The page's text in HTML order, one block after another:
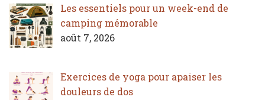
Les essentiels pour un week-end de
camping mémorable
août 7, 2026
Exercices de yoga pour apaiser les
douleurs de dos